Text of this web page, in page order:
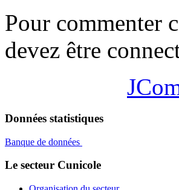
Pour commenter
devez être
Données statistiques
Banque de données
Le secteur Cunicole